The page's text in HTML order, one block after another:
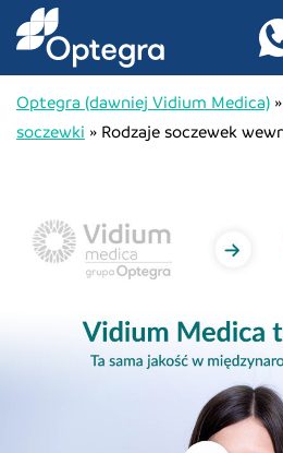
Optegra (dawniej Vidium Medica) »
soczewki » Rodzaje soczewek